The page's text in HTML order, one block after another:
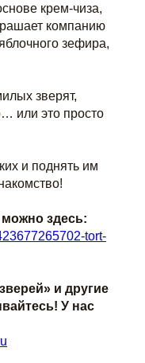
крем-чиза,
компанию
зефира,
зверят,
или это просто
и поднять им
здесь:
tort-
и другие
У нас